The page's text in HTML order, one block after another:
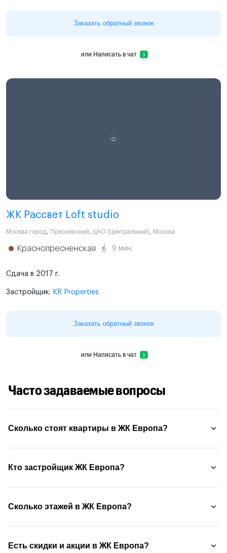
Заказать обратный звонок
или Написать в чат
ЖК Рассвет Loft studio
Москва город, Пресненский, ЦАО (Центральный), Москва
Краснопресненская 9 мин.
Сдача в 2017 г.
Застройщик: KR Properties
Заказать обратный звонок
или Написать в чат
Часто задаваемые вопросы
Сколько стоят квартиры в ЖК Европа?
Кто застройщик ЖК Европа?
Сколько этажей в ЖК Европа?
Есть скидки и акции в ЖК Европа?